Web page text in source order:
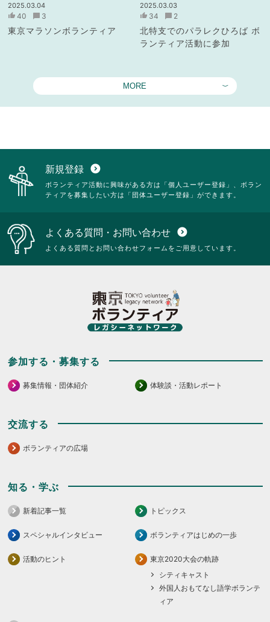
2025.03.04
40 3
東京マラソンボランティア
2025.03.03
34 2
北特支でのパラレクひろば ボ
ランティア活動に参加
MORE
新規登録 expand_circle_down
ボランティア活動に興味がある方は「個人ユーザー登録」、ボラン
ティアを募集したい方は「団体ユーザー登録」ができます。
よくある質問・お問い合わせ expand_circle_down
よくある質問とお問い合わせフォームをご用意しています。
参加する・募集する
募集情報・団体紹介 体験談・活動レポート
交流する
ボランティアの広場
知る・学ぶ
新着記事一覧 トピックス
スペシャルインタビュー ボランティアはじめの一歩
活動のヒント
東京2020大会の軌跡
シティキャスト
外国人おもてなし語学ボランテ
ィア